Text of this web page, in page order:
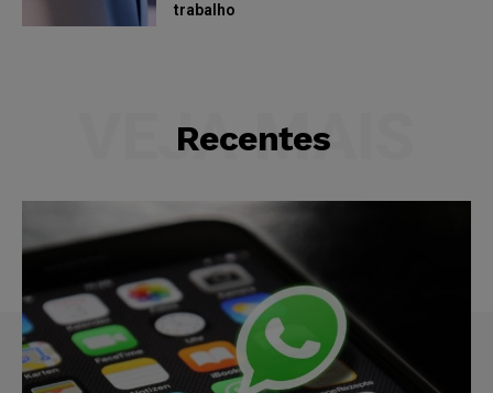
trabalho
Recentes
VEJA MAIS